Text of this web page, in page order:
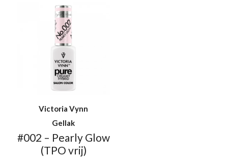
Victoria Vynn
Gellak
#002 – Pearly Glow
(TPO vrij)